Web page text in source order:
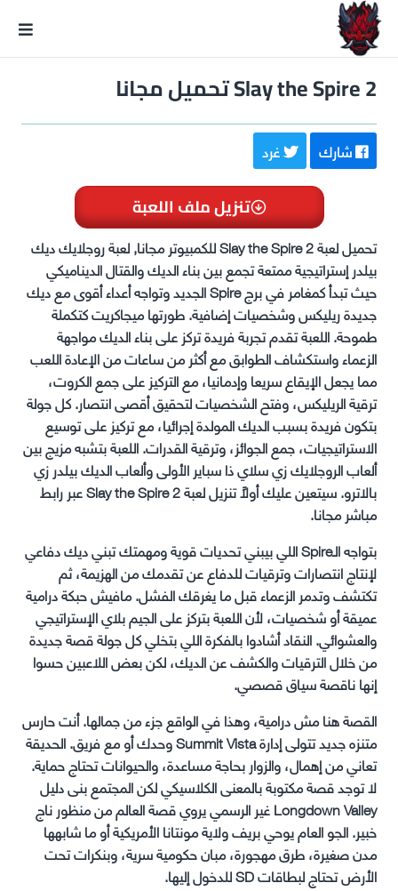
Slay the Spire 2 تحميل مجانا
شارك غرد
تنزيل ملف اللعبة
تحميل لعبة Slay the Spire 2 للكمبيوتر مجانا, لعبة روجلايك ديك
بيلدر إستراتيجية ممتعة تجمع بين بناء الديك والقتال الديناميكي
حيث تبدأ كمغامر في برج Spire الجديد وتواجه أعداء أقوى مع ديك
جديدة ريليكس وشخصيات إضافية. طورتها ميجاكريت كتكملة
طموحة. اللعبة تقدم تجربة فريدة تركز على بناء الديك مواجهة
الزعماء واستكشاف الطوابق مع أكثر من ساعات من الإعادة اللعب
مما يجعل الإيقاع سريعا وإدمانيا، مع التركيز على جمع الكروت،
ترقية الريليكس، وفتح الشخصيات لتحقيق أقصى انتصار. كل جولة
بتكون فريدة بسبب الديك المولدة إجرائيا، مع تركيز على توسيع
الاستراتيجيات، جمع الجوائز، وترقية القدرات. اللعبة بتشبه مزيج بين
ألعاب الروجلايك زي سلاي ذا سباير الأولى وألعاب الديك بيلدر زي
بالاترو. سيتعين عليك أولاً تنزيل لعبة Slay the Spire 2 عبر رابط
مباشر مجانا.
بتواجه الـSpire اللي بيبني تحديات قوية ومهمتك تبني ديك دفاعي
لإنتاج انتصارات وترقيات للدفاع عن تقدمك من الهزيمة، ثم
تكتشف وتدمر الزعماء قبل ما يغرقك الفشل. مافيش حبكة درامية
عميقة أو شخصيات، لأن اللعبة بتركز على الجيم بلاي الإستراتيجي
والعشوائي. النقاد أشادوا بالفكرة اللي بتخلي كل جولة قصة جديدة
من خلال الترقيات والكشف عن الديك، لكن بعض اللاعبين حسوا
إنها ناقصة سياق قصصي.
القصة هنا مش درامية، وهذا في الواقع جزء من جمالها. أنت حارس
متنزه جديد تتولى إدارة Summit Vista وحدك أو مع فريق. الحديقة
تعاني من إهمال، والزوار بحاجة مساعدة، والحيوانات تحتاج حماية.
لا توجد قصة مكتوبة بالمعنى الكلاسيكي لكن المجتمع بنى دليل
Longdown Valley غير الرسمي يروي قصة العالم من منظور ناج
خبير. الجو العام يوحي بريف ولاية مونتانا الأمريكية أو ما شابهها
مدن صغيرة، طرق مهجورة، مبان حكومية سرية، وبنكرات تحت
الأرض تحتاج لبطاقات SD للدخول إليها.